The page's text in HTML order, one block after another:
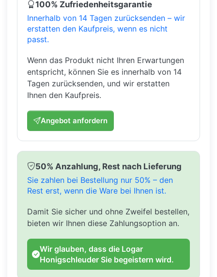
100% Zufriedenheitsgarantie
Innerhalb von 14 Tagen zurücksenden – wir
erstatten den Kaufpreis, wenn es nicht
passt.
Wenn das Produkt nicht Ihren Erwartungen
entspricht, können Sie es innerhalb von 14
Tagen zurücksenden, und wir erstatten
Ihnen den Kaufpreis.
Angebot anfordern
50% Anzahlung, Rest nach Lieferung
Sie zahlen bei Bestellung nur 50% – den
Rest erst, wenn die Ware bei Ihnen ist.
Damit Sie sicher und ohne Zweifel bestellen,
bieten wir Ihnen diese Zahlungsoption an.
Wir glauben, dass die Logar
Honigschleuder Sie begeistern wird.